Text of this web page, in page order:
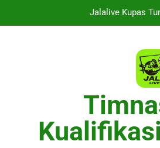
Jalalive Kupas
Jalalive Hadirkan
Streaming Monaco
Jalalive Kupas
Saksikan Streaming